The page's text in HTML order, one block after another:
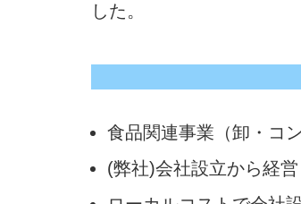
した。
食品関連事業（卸・コ
(弊社)会社設立から経